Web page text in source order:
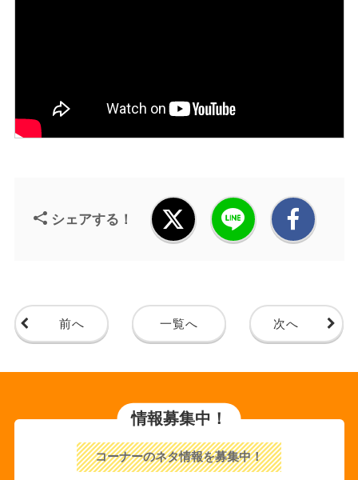
シェアする！
前へ 一覧へ 次へ
情報募集中！
コーナーのネタ情報を募集中！